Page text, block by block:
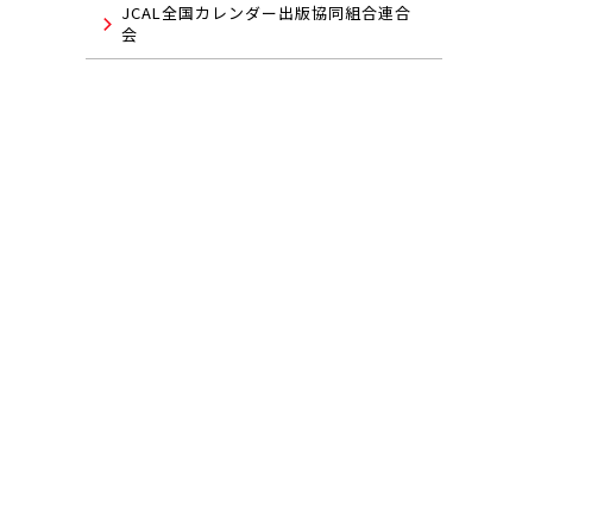
JCAL全国カレンダー出版協同組合連合
会